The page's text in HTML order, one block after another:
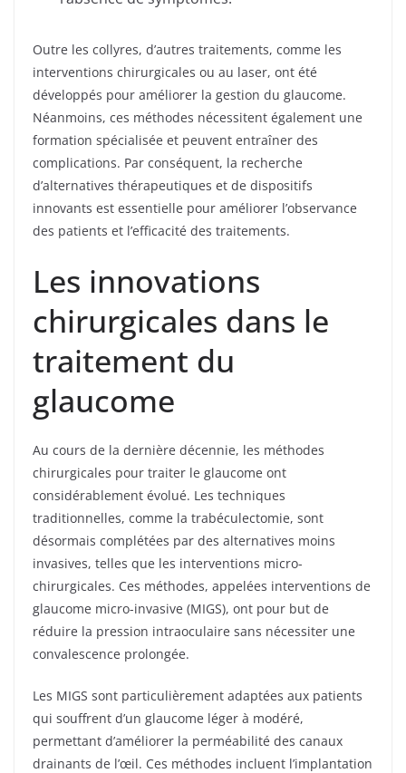
Outre les collyres, d’autres traitements, comme les
interventions chirurgicales ou au laser, ont été
développés pour améliorer la gestion du glaucome.
Néanmoins, ces méthodes nécessitent également une
formation spécialisée et peuvent entraîner des
complications. Par conséquent, la recherche
d’alternatives thérapeutiques et de dispositifs
innovants est essentielle pour améliorer l’observance
des patients et l’efficacité des traitements.
Les innovations
chirurgicales dans le
traitement du
glaucome
Au cours de la dernière décennie, les méthodes
chirurgicales pour traiter le glaucome ont
considérablement évolué. Les techniques
traditionnelles, comme la trabéculectomie, sont
désormais complétées par des alternatives moins
invasives, telles que les interventions micro-
chirurgicales. Ces méthodes, appelées interventions de
glaucome micro-invasive (MIGS), ont pour but de
réduire la pression intraoculaire sans nécessiter une
convalescence prolongée.
Les MIGS sont particulièrement adaptées aux patients
qui souffrent d’un glaucome léger à modéré,
permettant d’améliorer la perméabilité des canaux
drainants de l’œil. Ces méthodes incluent l’implantation